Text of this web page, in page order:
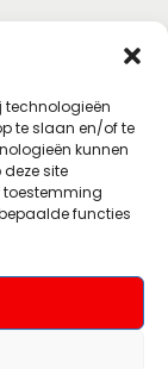
technologieën
te slaan en/of te
kunnen
site
toestemming
functies